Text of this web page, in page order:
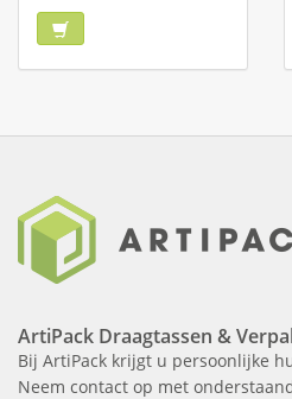
ArtiPack Draagtassen &
Bij ArtiPack krijgt u persoonlijke
Neem contact op met